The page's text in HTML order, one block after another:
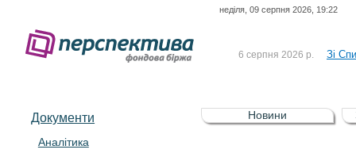
неділя, 09 серпня 2026, 19:22
6 серпня 2026 р. Зі
5 серпня 2026 р.
Зі
UA4000232607)
Документи
Аналітика
Новини